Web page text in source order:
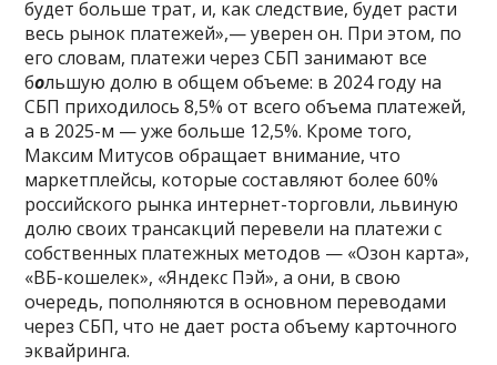
будет больше трат, и, как следствие, будет расти
весь рынок платежей»,— уверен он. При этом, по
его словам, платежи через СБП занимают все
большую долю в общем объеме: в 2024 году на
СБП приходилось 8,5% от всего объема платежей,
а в 2025-м — уже больше 12,5%. Кроме того,
Максим Митусов обращает внимание, что
маркетплейсы, которые составляют более 60%
российского рынка интернет-торговли, львиную
долю своих трансакций перевели на платежи с
собственных платежных методов — «Озон карта»,
«ВБ-кошелек», «Яндекс Пэй», а они, в свою
очередь, пополняются в основном переводами
через СБП, что не дает роста объему карточного
эквайринга.